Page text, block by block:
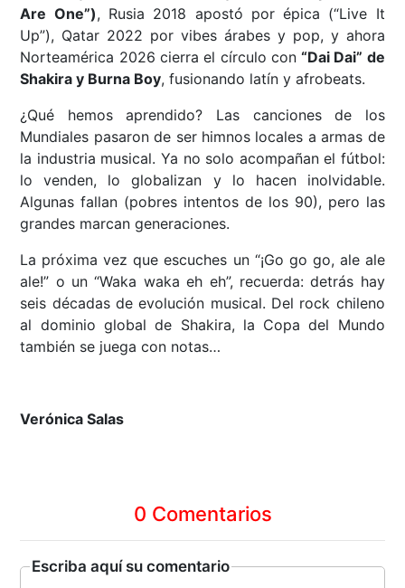
Are One”), Rusia 2018 apostó por épica (“Live It
Up”), Qatar 2022 por vibes árabes y pop, y ahora
Norteamérica 2026 cierra el círculo con“Dai Dai” de
Shakira y Burna Boy, fusionando latín y afrobeats.
¿Qué hemos aprendido? Las canciones de los
Mundiales pasaron de ser himnos locales a armas de
la industria musical. Ya no solo acompañan el fútbol:
lo venden, lo globalizan y lo hacen inolvidable.
Algunas fallan (pobres intentos de los 90), pero las
grandes marcan generaciones.
La próxima vez que escuches un “¡Go go go, ale ale
ale!” o un “Waka waka eh eh”, recuerda: detrás hay
seis décadas de evolución musical. Del rock chileno
al dominio global de Shakira, la Copa del Mundo
también se juega con notas…
Verónica Salas
0 Comentarios
Escriba aquí su comentario